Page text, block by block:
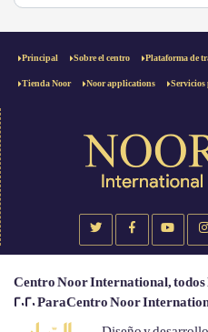
Principal Sobre el centro Plataforma de
Tienda Noor Noor applications Servicios
Centro Noor International, todos
2020 ParaCentro Noor